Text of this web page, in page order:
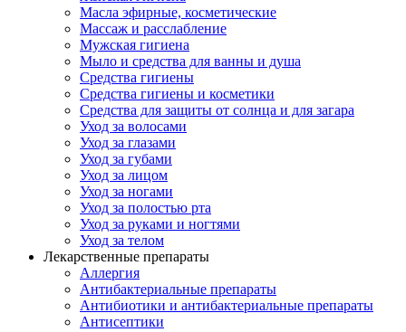
Масла эфирные, косметические
Массаж и расслабление
Мужская гигиена
Мыло и средства для ванны и душа
Средства гигиены
Средства гигиены и косметики
Средства для защиты от солнца и для загара
Уход за волосами
Уход за глазами
Уход за губами
Уход за лицом
Уход за ногами
Уход за полостью рта
Уход за руками и ногтями
Уход за телом
Лекарственные препараты
Аллергия
Антибактериальные препараты
Антибиотики и антибактериальные препараты
Антисептики